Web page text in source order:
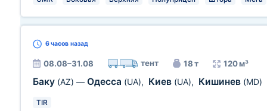
6 часов назад
08.08–31.08 тент 18 т 120 м³
Баку (AZ) — Одесса (UA), Киев (UA), Кишинев (MD)
TIR